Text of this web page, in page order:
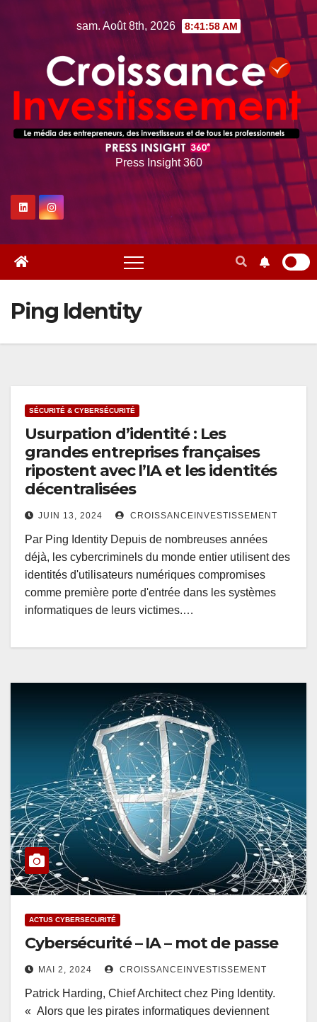
sam. Août 8th, 2026 8:41:59 AM
Press Insight 360
Ping Identity
SÉCURITÉ & CYBERSÉCURITÉ
Usurpation d’identité : Les
grandes entreprises françaises
ripostent avec l’IA et les identités
décentralisées
JUIN 13, 2024 CROISSANCEINVESTISSEMENT
Par Ping Identity Depuis de nombreuses années
déjà, les cybercriminels du monde entier utilisent des
identités d'utilisateurs numériques compromises
comme première porte d'entrée dans les systèmes
informatiques de leurs victimes.…
ACTUS CYBERSECURITÉ
Cybersécurité – IA – mot de passe
MAI 2, 2024 CROISSANCEINVESTISSEMENT
Patrick Harding, Chief Architect chez Ping Identity.
« Alors que les pirates informatiques deviennent